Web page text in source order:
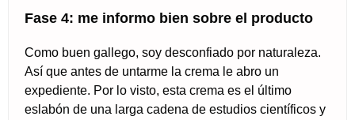
Fase 4: me informo bien sobre el producto
Como buen gallego, soy desconfiado por naturaleza.
Así que antes de untarme la crema le abro un
expediente. Por lo visto, esta crema es el último
eslabón de una larga cadena de estudios científicos y